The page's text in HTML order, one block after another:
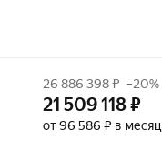
26 886 398₽ –20%
21 509 118₽
от 96 586 ₽ в месяц